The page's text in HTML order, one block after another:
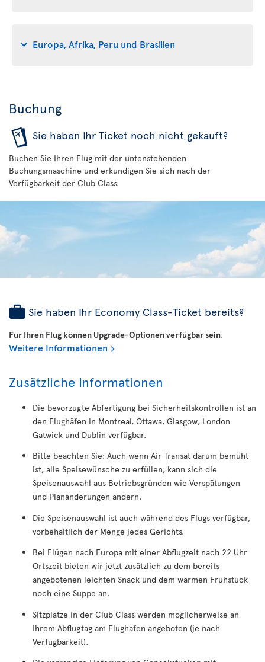
Europa, Afrika, Peru und Brasilien
Buchung
Sie haben Ihr Ticket noch nicht gekauft?
Buchen Sie Ihren Flug mit der untenstehenden
Buchungsmaschine und erkundigen Sie sich nach der
Verfügbarkeit der Club Class.
Sie haben Ihr Economy Class-Ticket bereits?
Für Ihren Flug können Upgrade-Optionen verfügbar sein.
Weitere Informationen
Zusätzliche Informationen
Die bevorzugte Abfertigung bei Sicherheitskontrollen ist an
den Flughäfen in Montreal, Ottawa, Glasgow, London
Gatwick und Dublin verfügbar.
Bitte beachten Sie: Auch wenn Air Transat darum bemüht
ist, alle Speisewünsche zu erfüllen, kann sich die
Speisenauswahl aus Betriebsgründen wie Verspätungen
und Planänderungen ändern.
Die Speisenauswahl ist auch während des Flugs verfügbar,
vorbehaltlich der Menge jedes Gerichts.
Bei Flügen nach Europa mit einer Abflugzeit nach 22 Uhr
Ortszeit bieten wir jetzt zusätzlich zu dem bereits
angebotenen leichten Snack und dem warmen Frühstück
noch eine Suppe an.
Sitzplätze in der Club Class werden möglicherweise an
Ihrem Abflugtag am Flughafen angeboten (je nach
Verfügbarkeit).